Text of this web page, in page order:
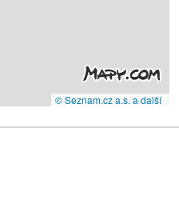
© Seznam.cz a.s. a další